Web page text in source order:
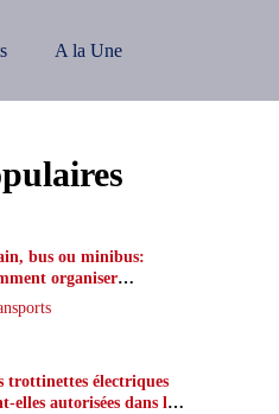
A la Une
bus ou minibus:
organiser
en France
trottinettes électriques
elles autorisées dans le